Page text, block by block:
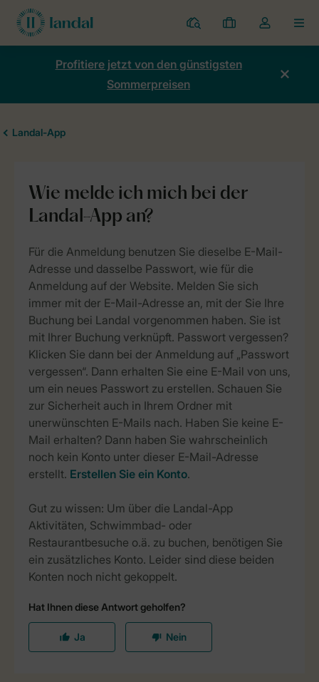
Ferienparks
Meine
Buchungen
Dropdown-
Menü
Kontos
Profitiere jetzt von den günstigsten
Sommerpreisen